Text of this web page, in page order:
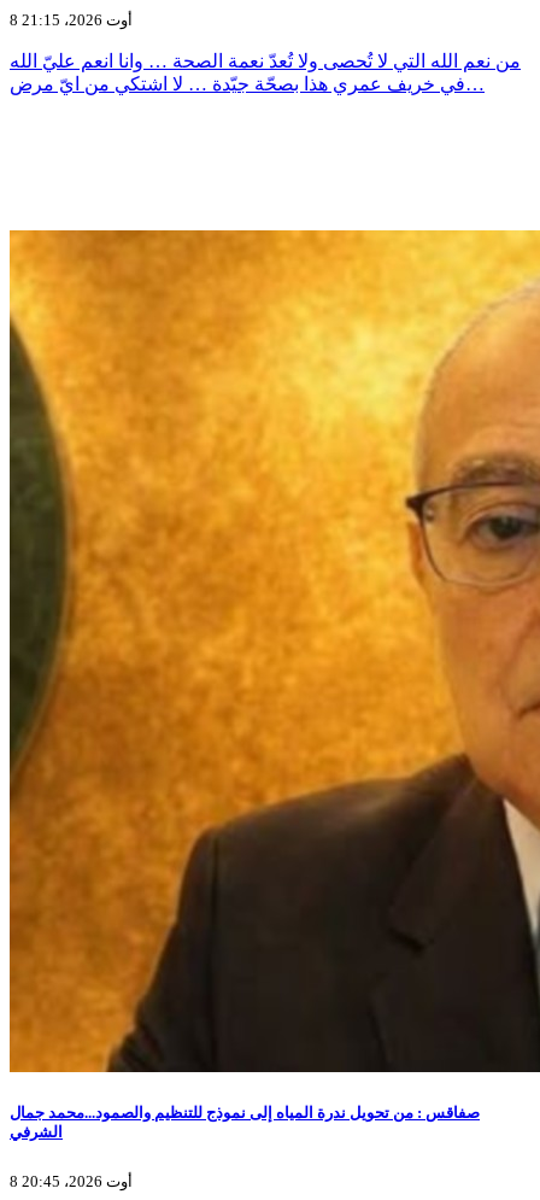
8 أوت 2026، 21:15
من نعم الله التي لا تُحصى ولا تُعدّ نعمة الصحة … وانا انعم عليّ الله
في خريف عمري هذا بصحّة جيّدة … لا اشتكي من ايّ مرض…
صفاقس : من تحويل ندرة المياه إلى نموذج للتنظيم والصمود...محمد جمال
الشرفي
8 أوت 2026، 20:45